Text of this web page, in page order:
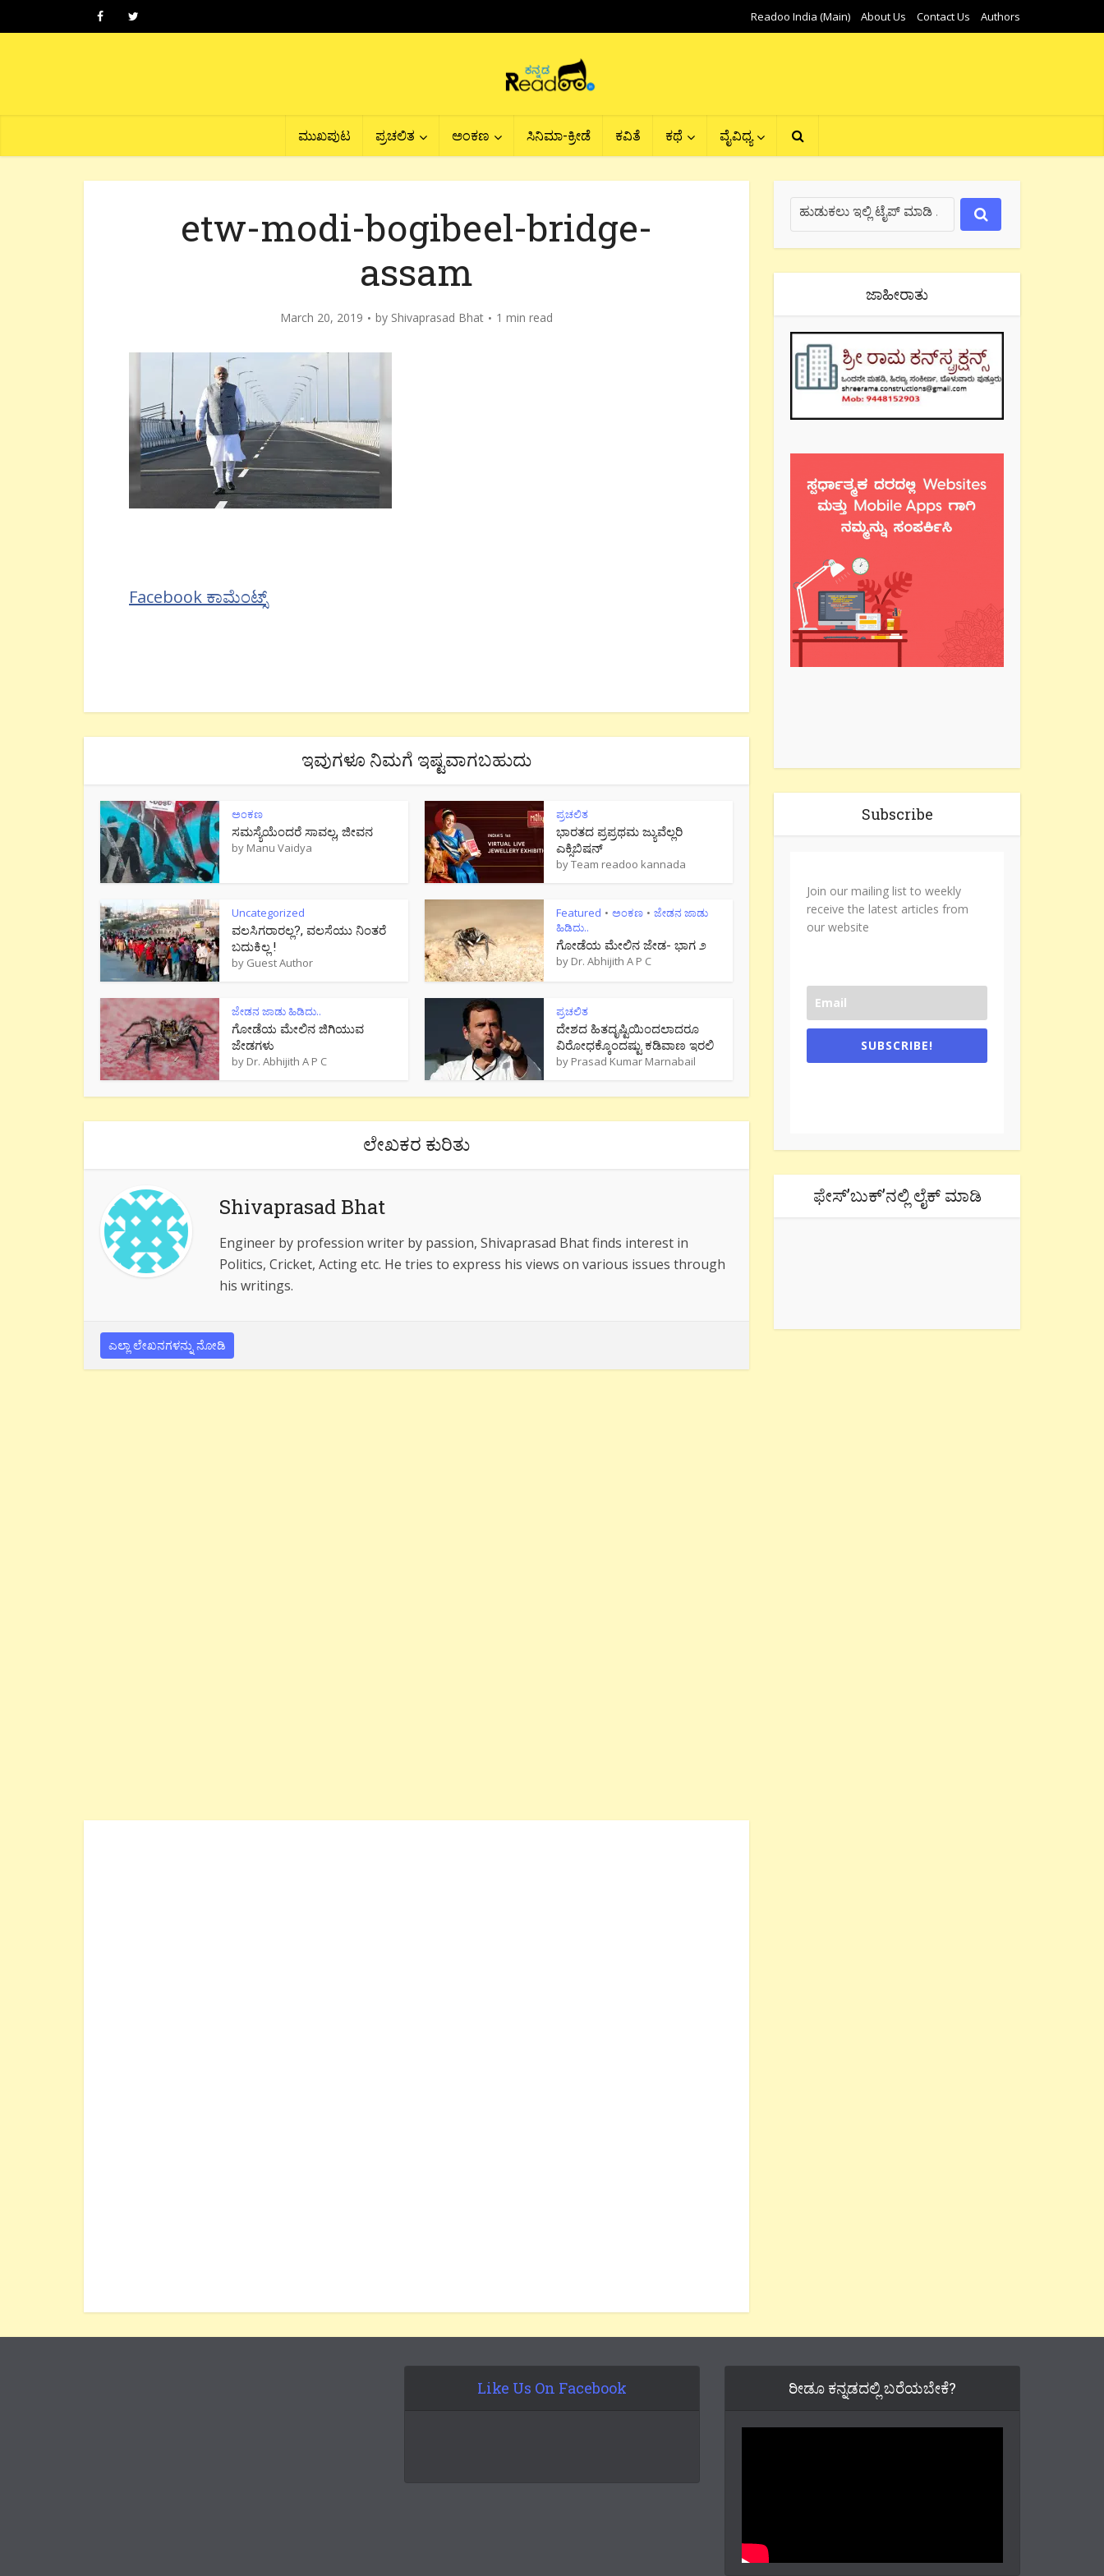
Readoo India (Main) About Us Contact Us Authors
ಮುಖಪುಟ ಪ್ರಚಲಿತ ಅಂಕಣ ಸಿನಿಮಾ-ಕ್ರೀಡೆ ಕವಿತೆ ಕಥೆ ವೈವಿಧ್ಯ
etw-modi-bogibeel-bridge-
assam
March 20, 2019 by Shivaprasad Bhat 1 min read
Facebook ಕಾಮೆಂಟ್ಸ್
ಇವುಗಳೂ ನಿಮಗೆ ಇಷ್ಟವಾಗಬಹುದು
ಅಂಕಣ
ಸಮಸ್ಯೆಯೆಂದರೆ ಸಾವಲ್ಲ, ಜೀವನ
by Manu Vaidya
ಪ್ರಚಲಿತ
ಭಾರತದ ಪ್ರಪ್ರಥಮ ಜ್ಯುವೆಲ್ಲರಿ
ಎಕ್ಸಿಬಿಷನ್
byTeam readoo kannada
Uncategorized
ವಲಸಿಗರಾರಲ್ಲ?, ವಲಸೆಯು ನಿಂತರೆ
ಬದುಕಿಲ್ಲ !
by Guest Author
Featured • ಅಂಕಣ • ಜೇಡನ ಜಾಡು
ಹಿಡಿದು..
ಗೋಡೆಯ ಮೇಲಿನ ಜೇಡ- ಭಾಗ ೨
by Dr. Abhijith A P C
ಜೇಡನ ಜಾಡು ಹಿಡಿದು..
ಗೋಡೆಯ ಮೇಲಿನ ಜಿಗಿಯುವ
ಜೇಡಗಳು
by Dr. Abhijith A P C
ಪ್ರಚಲಿತ
ದೇಶದ ಹಿತದೃಷ್ಟಿಯಿಂದಲಾದರೂ
ವಿರೋಧಕ್ಕೊಂದಷ್ಟು ಕಡಿವಾಣ ಇರಲಿ
by Prasad Kumar Marnabail
ಲೇಖಕರ ಕುರಿತು
Shivaprasad Bhat
Engineer by profession writer by passion, Shivaprasad Bhat finds interest in
Politics, Cricket, Acting etc. He tries to express his views on various issues through
his writings.
ಎಲ್ಲಾ ಲೇಖನಗಳನ್ನು ನೋಡಿ
ಜಾಹೀರಾತು
Subscribe
Join our mailing list to weekly
receive the latest articles from
our website
SUBSCRIBE!
ಫೇಸ್’ಬುಕ್’ನಲ್ಲಿ ಲೈಕ್ ಮಾಡಿ
Like Us On Facebook ರೀಡೂ ಕನ್ನಡದಲ್ಲಿ ಬರೆಯಬೇಕೆ?